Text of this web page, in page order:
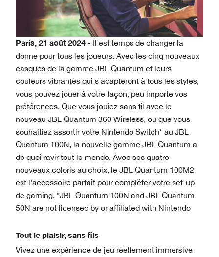
Paris, 21 août 2024 - Il est temps de changer la
donne pour tous les joueurs. Avec les cinq nouveaux
casques de la gamme JBL Quantum et leurs
couleurs vibrantes qui s’adapteront à tous les styles,
vous pouvez jouer à votre façon, peu importe vos
préférences. Que vous jouiez sans fil avec le
nouveau JBL Quantum 360 Wireless, ou que vous
souhaitiez assortir votre Nintendo Switch* au JBL
Quantum 100N, la nouvelle gamme JBL Quantum a
de quoi ravir tout le monde. Avec ses quatre
nouveaux coloris au choix, le JBL Quantum 100M2
est l'accessoire parfait pour compléter votre set-up
de gaming. *JBL Quantum 100N and JBL Quantum
50N are not licensed by or affiliated with Nintendo
Tout le plaisir, sans fils
Vivez une expérience de jeu réellement immersive